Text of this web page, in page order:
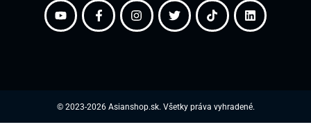
© 2023-2026 Asianshop.sk. Všetky práva vyhradené.